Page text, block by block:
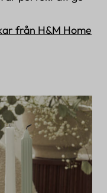
från H&M Home